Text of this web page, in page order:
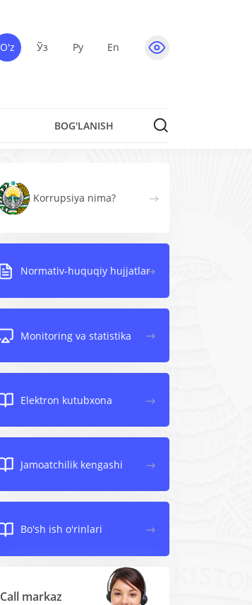
O'z Ўз Ру En
BOG'LANISH
Korrupsiya nima?
Normativ-huquqiy hujjatlar
Monitoring va statistika
Elektron kutubxona
Jamoatchilik kengashi
Bo'sh ish o'rinlari
Call markaz